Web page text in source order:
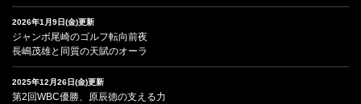
2026年1月9日(金)更新
ジャンボ尾崎のゴルフ転向前夜
長嶋茂雄と同質の天賦のオーラ
2025年12月26日(金)更新
第2回WBC優勝、原辰徳の支える力